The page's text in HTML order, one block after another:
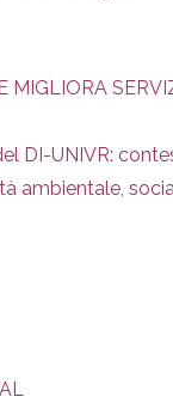
MIGLIORA
DI-UNIVR:
ambientale,